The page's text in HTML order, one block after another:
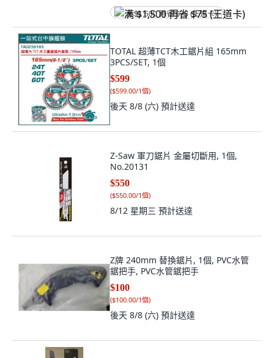
满 $1,500 再省 $75 (王道卡)
TOTAL 超薄TCT木工鋸片組 165mm
3PCS/SET, 1個
$599
($599.00/1個)
後天 8/8 (六) 預計送達
Z-Saw 軍刀鋸片 金屬切斷用, 1個,
No.20131
$550
($550.00/1個)
8/12 星期三 預計送達
Z牌 240mm 替換鋸片, 1個, PVC水管
鋸把手, PVC水管鋸把手
$100
($100.00/1個)
後天 8/8 (六) 預計送達